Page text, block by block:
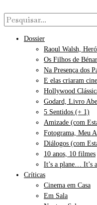
Dossier
Raoul Walsh,
Os Filhos de
Na Presença dos
E elas criaram
Hollywood
Godard, Livro
5 Sentidos (+ 1)
Amizade (com
Fotograma, Meu
Diálogos (com
10 anos, 10 filmes
It’s a plane… It’s
Críticas
Cinema em Casa
Em Sala